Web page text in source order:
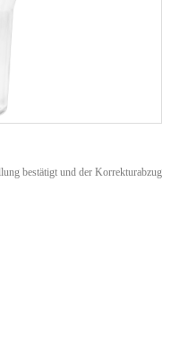
bestätigt und der Korrekturabzug